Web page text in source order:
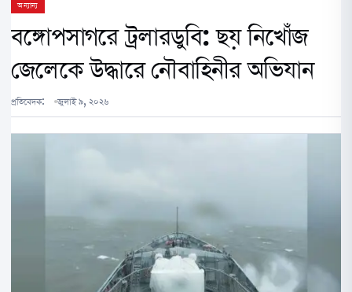
অন্যান্য
বঙ্গোপসাগরে ট্রলারডুবি: ছয় নিখোঁজ
জেলেকে উদ্ধারে নৌবাহিনীর অভিযান
প্রতিবেদক: জুলাই ৯, ২০২৬